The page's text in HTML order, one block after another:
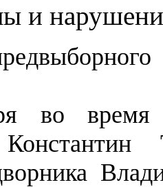
и
во время